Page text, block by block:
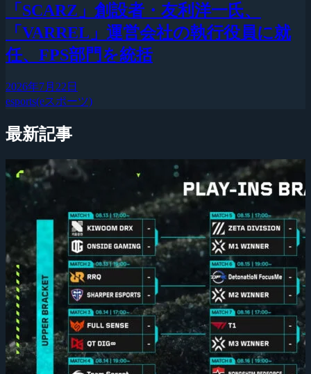
「SCARZ」創設者・友利洋一氏、
「VARREL」運営会社の執行役員に就
任、FPS部門を統括
2026年7月22日
esports(eスポーツ)
最新記事